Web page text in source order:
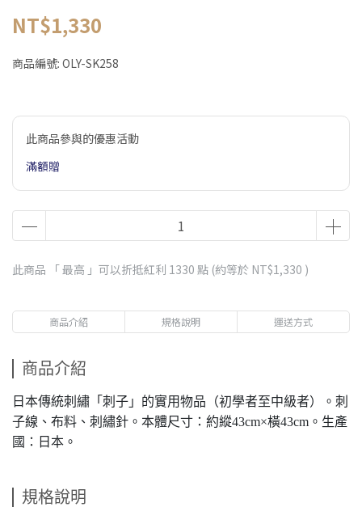
NT$1,330
商品編號: OLY-SK258
此商品參與的優惠活動
滿額贈
此商品 「 最高 」可以折抵紅利 1330 點 (約等於 NT$1,330 )
商品介紹 規格說明 運送方式
商品介紹
日本傳統刺繡「刺子」的實用物品（初學者至中級者）。刺
子線、布料、刺繡針。本體尺寸：約縱43cm×橫43cm。生產
國：日本。
規格說明